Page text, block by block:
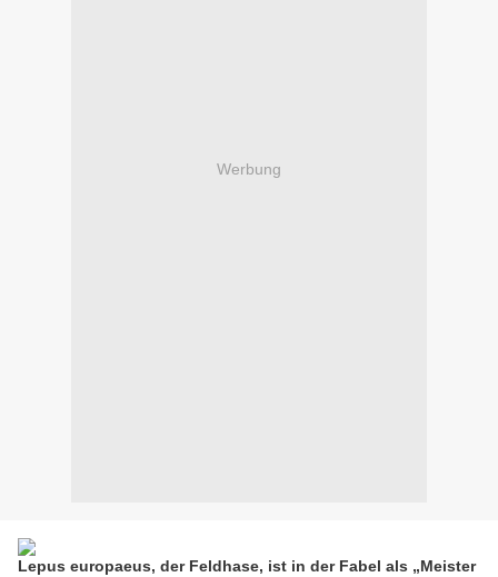
Werbung
Lepus europaeus, der Feldhase, ist in der Fabel als „Meister